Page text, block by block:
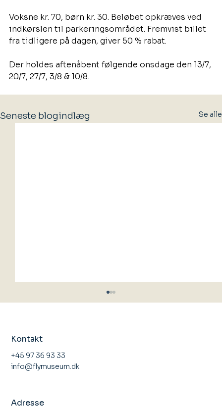
Voksne kr. 70, børn kr. 30. Beløbet opkræves ved
indkørslen til parkeringsområdet. Fremvist billet
fra tidligere på dagen, giver 50 % rabat.
Der holdes aftenåbent følgende onsdage den 13/7,
20/7, 27/7, 3/8 & 10/8.
Seneste blogindlæg Se alle
Adresse
Kontakt
+45 97 36 93 33
info@flymuseum.dk